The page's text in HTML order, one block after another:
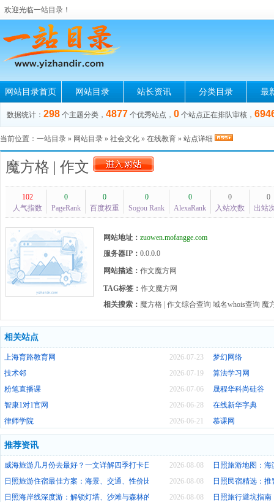
欢迎光临一站目录！
网站目录首页 网站目录 站长资讯 分类目录 最
数据统计： 298 个主题分类， 4877 个优秀站点， 0 个站点正在排队审核，
当前位置： 一站目录 » 网站目录 » 社会文化 » 在线教育 » 站点详细
魔方格 | 作文
102
人气指数
0
PageRank
0
百度权重
0
Sogou Rank
0
AlexaRank
0
入站次数
0
出站
网站地址： zuowen.mofangge.com
服务器IP： 0.0.0.0
网站描述： 作文魔方网
TAG标签： 作文魔方网
相关搜索： 魔方格 | 作文综合查询 域名whois查询 魔
相关站点
2026-07-23
上海育路教育网
梦幻网络
2026-07-19
技术邻
算法学习网
2026-07-06
粉笔直播课
晟程华科尚硅谷
2026-06-28
智康1对1官网
在线新华字典
2026-06-21
律师学院 慕课网
推荐资讯
2026-08-08
威海旅游几月份去最好？一文详解四季打卡日历
日照旅游地图：
2026-08-08
日照旅游住宿最佳方案：海景、交通、性价比全维度解析
日照民宿精选：
2026-08-08
日照海岸线深度游：解锁灯塔、沙滩与森林的绝美密码
日照旅行避坑指